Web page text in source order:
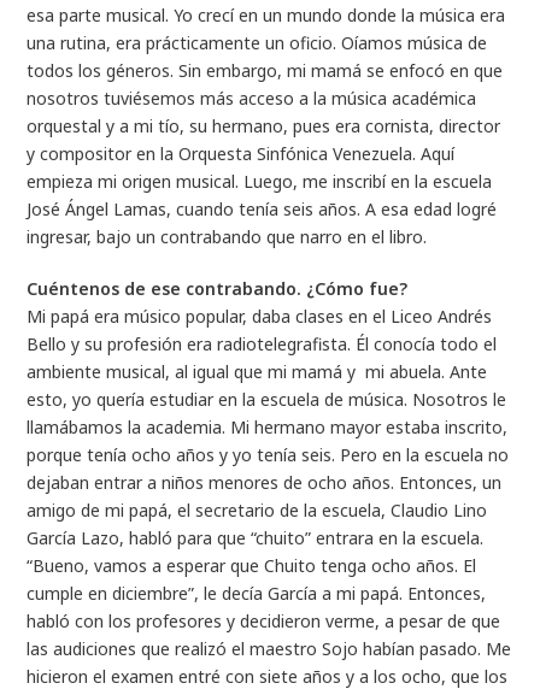
esa parte musical. Yo crecí en un mundo donde la música era
una rutina, era prácticamente un oficio. Oíamos música de
todos los géneros. Sin embargo, mi mamá se enfocó en que
nosotros tuviésemos más acceso a la música académica
orquestal y a mi tío, su hermano, pues era cornista, director
y compositor en la Orquesta Sinfónica Venezuela. Aquí
empieza mi origen musical. Luego, me inscribí en la escuela
José Ángel Lamas, cuando tenía seis años. A esa edad logré
ingresar, bajo un contrabando que narro en el libro.
Cuéntenos de ese contrabando. ¿Cómo fue?
Mi papá era músico popular, daba clases en el Liceo Andrés
Bello y su profesión era radiotelegrafista. Él conocía todo el
ambiente musical, al igual que mi mamá y mi abuela. Ante
esto, yo quería estudiar en la escuela de música. Nosotros le
llamábamos la academia. Mi hermano mayor estaba inscrito,
porque tenía ocho años y yo tenía seis. Pero en la escuela no
dejaban entrar a niños menores de ocho años. Entonces, un
amigo de mi papá, el secretario de la escuela, Claudio Lino
García Lazo, habló para que “chuito” entrara en la escuela.
“Bueno, vamos a esperar que Chuito tenga ocho años. El
cumple en diciembre”, le decía García a mi papá. Entonces,
habló con los profesores y decidieron verme, a pesar de que
las audiciones que realizó el maestro Sojo habían pasado. Me
hicieron el examen entré con siete años y a los ocho, que los